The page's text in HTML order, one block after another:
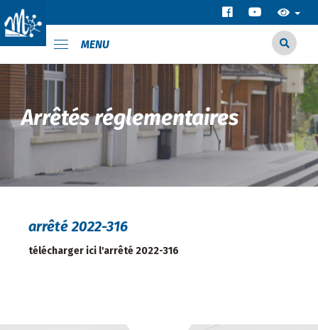
MENU
Arrêtés réglementaires
arrêté 2022-316
télécharger ici l'arrêté 2022-316